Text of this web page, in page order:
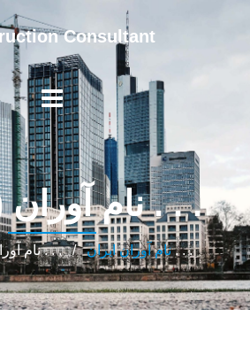
Consultant
. . . نام آوران (1) . . .
نام آوران ایران/ . . . نام آوران (1) . . .